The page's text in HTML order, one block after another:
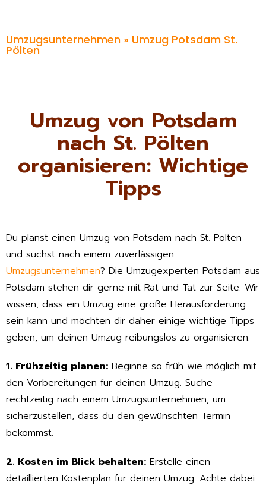
Umzugsunternehmen » Umzug Potsdam St.
Pölten
Umzug von Potsdam
nach St. Pölten
organisieren: Wichtige
Tipps
Du planst einen Umzug von Potsdam nach St. Pölten
und suchst nach einem zuverlässigen
Umzugsunternehmen? Die Umzugexperten Potsdam aus
Potsdam stehen dir gerne mit Rat und Tat zur Seite. Wir
wissen, dass ein Umzug eine große Herausforderung
sein kann und möchten dir daher einige wichtige Tipps
geben, um deinen Umzug reibungslos zu organisieren.
1. Frühzeitig planen: Beginne so früh wie möglich mit
den Vorbereitungen für deinen Umzug. Suche
rechtzeitig nach einem Umzugsunternehmen, um
sicherzustellen, dass du den gewünschten Termin
bekommst.
2. Kosten im Blick behalten: Erstelle einen
detaillierten Kostenplan für deinen Umzug. Achte dabei